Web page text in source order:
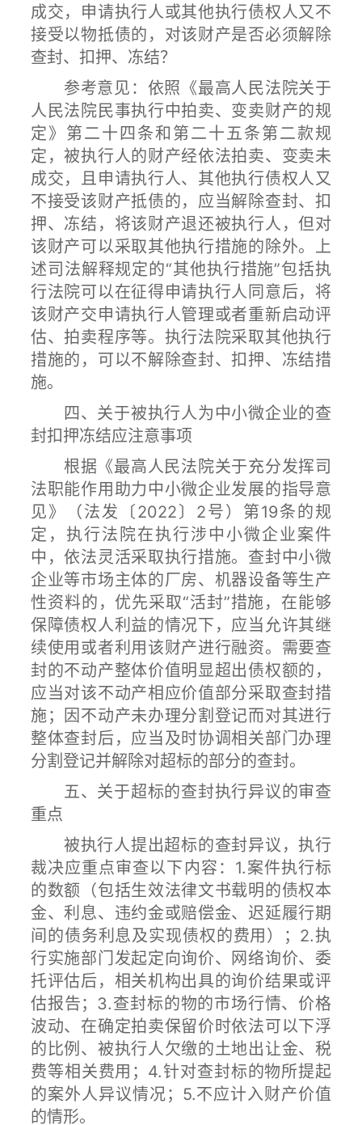
成交，申请执行人或其他执行债权人又不
接受以物抵债的，对该财产是否必须解除
查封、扣押、冻结？
参考意见：依照《最高人民法院关于
人民法院民事执行中拍卖、变卖财产的规
定》第二十四条和第二十五条第二款规
定，被执行人的财产经依法拍卖、变卖未
成交，且申请执行人、其他执行债权人又
不接受该财产抵债的，应当解除查封、扣
押、冻结，将该财产退还被执行人，但对
该财产可以采取其他执行措施的除外。上
述司法解释规定的“其他执行措施”包括执
行法院可以在征得申请执行人同意后，将
该财产交申请执行人管理或者重新启动评
估、拍卖程序等。执行法院采取其他执行
措施的，可以不解除查封、扣押、冻结措
施。
四、关于被执行人为中小微企业的查
封扣押冻结应注意事项
根据《最高人民法院关于充分发挥司
法职能作用助力中小微企业发展的指导意
见》（法发〔2022〕2号）第19条的规
定，执行法院在执行涉中小微企业案件
中，依法灵活采取执行措施。查封中小微
企业等市场主体的厂房、机器设备等生产
性资料的，优先采取“活封”措施，在能够
保障债权人利益的情况下，应当允许其继
续使用或者利用该财产进行融资。需要查
封的不动产整体价值明显超出债权额的，
应当对该不动产相应价值部分采取查封措
施；因不动产未办理分割登记而对其进行
整体查封后，应当及时协调相关部门办理
分割登记并解除对超标的部分的查封。
五、关于超标的查封执行异议的审查
重点
被执行人提出超标的查封异议，执行
裁决应重点审查以下内容：1.案件执行标
的数额（包括生效法律文书载明的债权本
金、利息、违约金或赔偿金、迟延履行期
间的债务利息及实现债权的费用）；2.执
行实施部门发起定向询价、网络询价、委
托评估后，相关机构出具的询价结果或评
估报告；3.查封标的物的市场行情、价格
波动、在确定拍卖保留价时依法可以下浮
的比例、被执行人欠缴的土地出让金、税
费等相关费用；4.针对查封标的物所提起
的案外人异议情况；5.不应计入财产价值
的情形。